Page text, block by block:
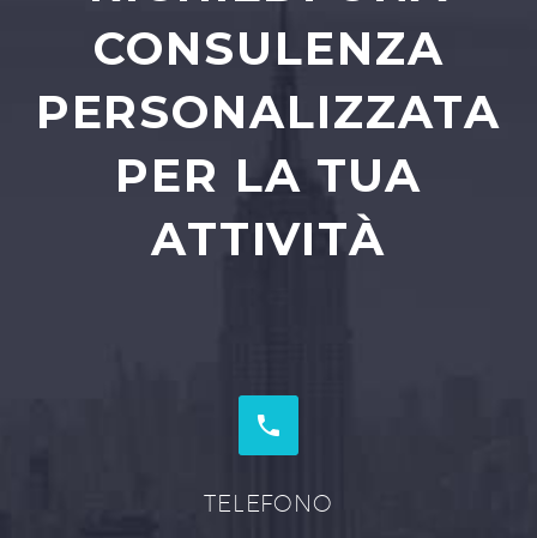
CONSULENZA
PERSONALIZZATA
PER LA TUA
ATTIVITÀ


TELEFONO